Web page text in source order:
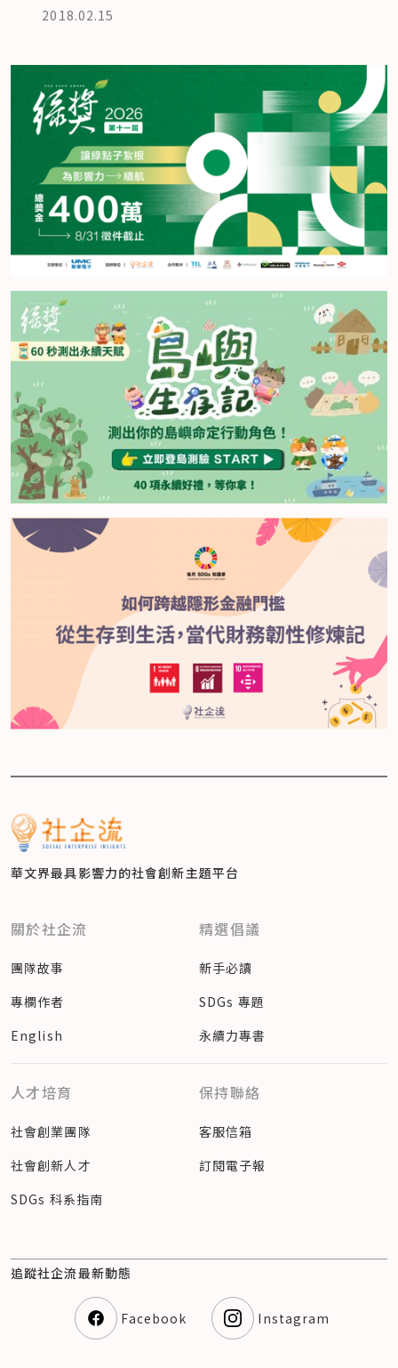
2018.02.15
華文界最具影響力的社會創新主題平台
關於社企流
團隊故事
專欄作者
English
精選倡議
新手必讀
SDGs 專題
永續力專書
人才培育
社會創業團隊
社會創新人才
SDGs 科系指南
保持聯絡
客服信箱
訂閱電子報
追蹤社企流最新動態
Facebook Instagram